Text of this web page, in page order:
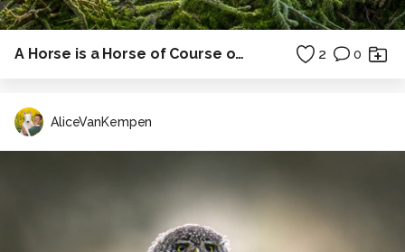
A Horse is a Horse of Course of Course 2 0
AliceVanKempen